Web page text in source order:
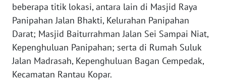
beberapa titik lokasi, antara lain di Masjid Raya
Panipahan Jalan Bhakti, Kelurahan Panipahan
Darat; Masjid Baiturrahman Jalan Sei Sampai Niat,
Kepenghuluan Panipahan; serta di Rumah Suluk
Jalan Madrasah, Kepenghuluan Bagan Cempedak,
Kecamatan Rantau Kopar.
WN
JAKARTA
WN
JABAR